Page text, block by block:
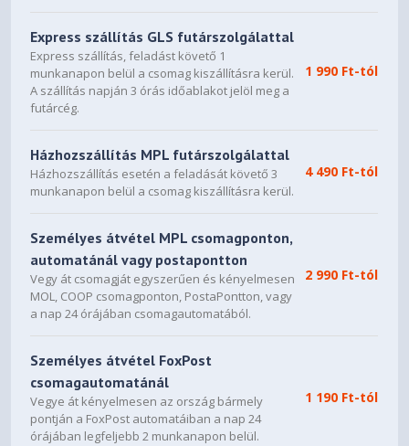
Express szállítás GLS futárszolgálattal
Express szállítás, feladást követő 1
munkanapon belül a csomag kiszállításra kerül.
A szállítás napján 3 órás időablakot jelöl meg a
futárcég.
1 990 Ft-tól
Házhozszállítás MPL futárszolgálattal
Házhozszállítás esetén a feladását követő 3
munkanapon belül a csomag kiszállításra kerül.
4 490 Ft-tól
Személyes átvétel MPL csomagponton,
automatánál vagy postapontton
Vegy át csomagját egyszerűen és kényelmesen
MOL, COOP csomagponton, PostaPontton, vagy
a nap 24 órájában csomagautomatából.
2 990 Ft-tól
Személyes átvétel FoxPost
csomagautomatánál
Vegye át kényelmesen az ország bármely
pontján a FoxPost automatáiban a nap 24
órájában legfeljebb 2 munkanapon belül.
1 190 Ft-tól